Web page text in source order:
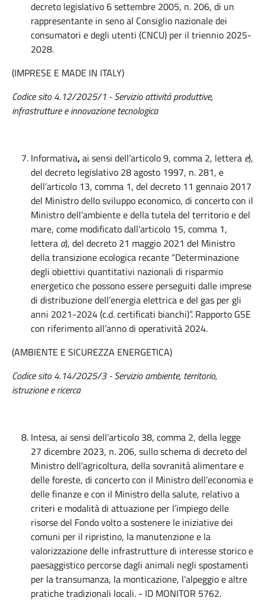
decreto legislativo 6 settembre 2005, n. 206, di un
rappresentante in seno al Consiglio nazionale dei
consumatori e degli utenti (CNCU) per il triennio 2025-
2028.
(IMPRESE E MADE IN ITALY)
Codice sito 4.12/2025/1 - Servizioattività produttive,
infrastrutture e innovazione tecnologica
Informativa,ai sensi dell’articolo 9, comma 2, lettera e),
del decreto legislativo 28 agosto 1997, n. 281, e
dell’articolo 13, comma 1, del decreto 11 gennaio 2017
del Ministro dello sviluppo economico, di concerto con il
Ministro dell’ambiente e della tutela del territorio e del
mare, come modificato dall’articolo 15, comma 1,
lettera a), del decreto 21 maggio 2021 del Ministro
della transizione ecologica recante “Determinazione
degli obiettivi quantitativi nazionali di risparmio
energetico che possono essere perseguiti dalle imprese
di distribuzione dell’energia elettrica e del gas per gli
anni 2021-2024 (c.d. certificati bianchi)”. Rapporto GSE
con riferimento all’anno di operatività 2024.
(AMBIENTE E SICUREZZA ENERGETICA)
Codice sito 4.14/2025/3 - Servizio ambiente, territorio,
istruzione e ricerca
Intesa, ai sensi dell’articolo 38, comma 2, della legge
27 dicembre 2023, n. 206, sullo schema di decreto del
Ministro dell’agricoltura, della sovranità alimentare e
delle foreste, di concerto con il Ministro dell’economia e
delle finanze e con il Ministro della salute, relativo a
criteri e modalità di attuazione per l’impiego delle
risorse del Fondo volto a sostenere le iniziative dei
comuni per il ripristino, la manutenzione e la
valorizzazione delle infrastrutture di interesse storico e
paesaggistico percorse dagli animali negli spostamenti
per la transumanza, la monticazione, l’alpeggio e altre
pratiche tradizionali locali. - ID MONITOR 5762.